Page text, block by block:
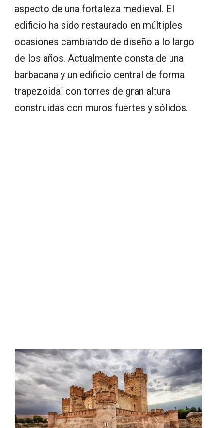
aspecto de una fortaleza medieval. El
edificio ha sido restaurado en múltiples
ocasiones cambiando de diseño a lo largo
de los años. Actualmente consta de una
barbacana y un edificio central de forma
trapezoidal con torres de gran altura
construidas con muros fuertes y sólidos.